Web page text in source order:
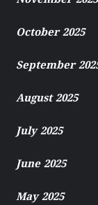
October 2025
September
August 2025
July 2025
June 2025
May 2025